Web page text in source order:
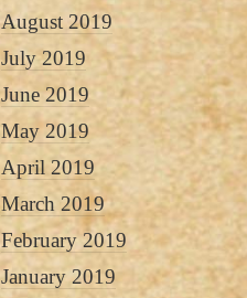
August 2019
July 2019
June 2019
May 2019
April 2019
March 2019
February 2019
January 2019